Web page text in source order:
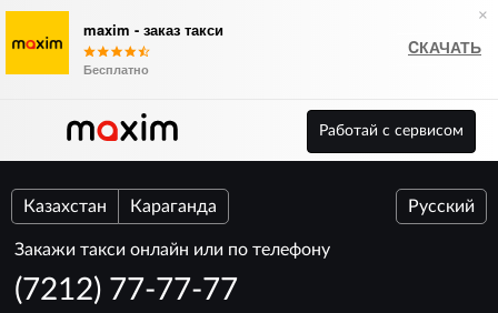
×
maxim - заказ такси
Бесплатно
CКАЧАТЬ
Работай с сервисом
Казахстан Караганда Русский
Закажи такси онлайн или по телефону
(7212) 77-77-77